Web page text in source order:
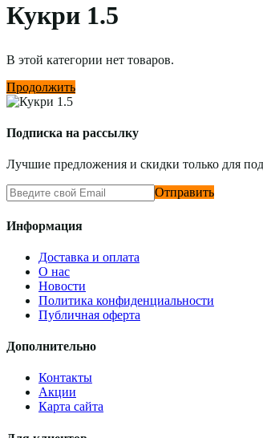
Кукри 1.5
В этой категории нет товаров.
Продолжить
Подписка на рассылку
Лучшие предложения и скидки только для
Отправить
Информация
Доставка и оплата
О нас
Новости
Политика конфиденциальности
Публичная оферта
Дополнительно
Контакты
Акции
Карта сайта